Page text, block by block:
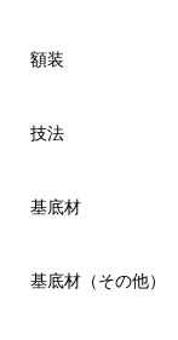
額装
技法
基底材
基底材（その他）